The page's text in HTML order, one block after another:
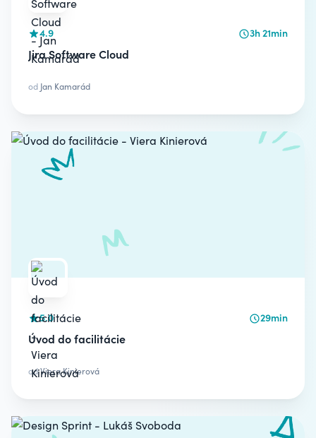
4.9 3h 21min
Jira Software Cloud
od Jan Kamarád
5.0 29min
Úvod do facilitácie
odViera Kinierová